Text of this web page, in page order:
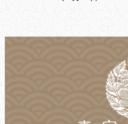
投稿日